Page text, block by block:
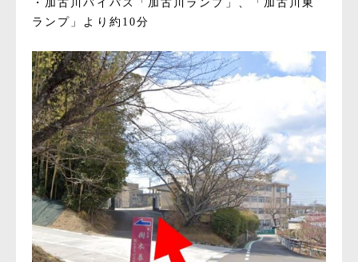
・加古川バイパス「加古川ランプ」、「加古川東
ランプ」より約10分